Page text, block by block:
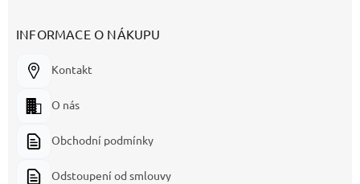
INFORMACE O NÁKUPU
Kontakt
O nás
Obchodní podmínky
Odstoupení od smlouvy